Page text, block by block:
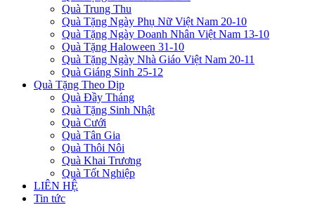
Quà Trung Thu
Quà Tặng Ngày Phụ Nữ Việt Nam 20-10
Quà Tặng Ngày Doanh Nhân Việt Nam 13-10
Quà Tặng Haloween 31-10
Quà Tặng Ngày Nhà Giáo Việt Nam 20-11
Quà Giáng Sinh 25-12
Quà Tặng Theo Dịp
Quà Đầy Tháng
Quà Tặng Sinh Nhật
Quà Cưới
Quà Tân Gia
Quà Thôi Nôi
Quà Khai Trương
Quà Tốt Nghiệp
LIÊN HỆ
Tin tức